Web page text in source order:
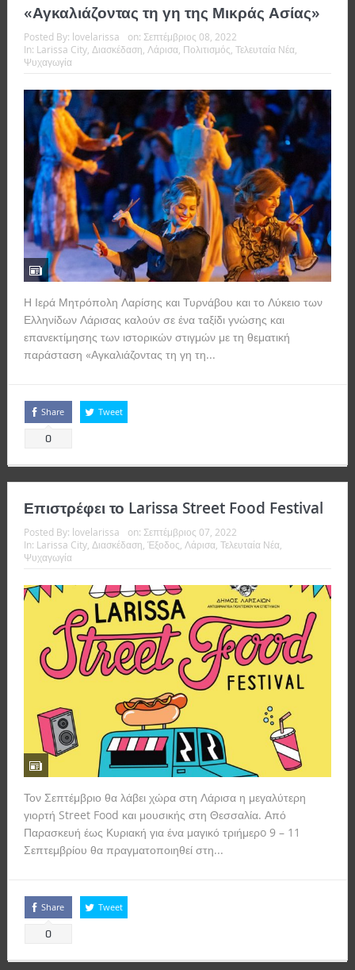
«Αγκαλιάζοντας τη γη της Μικράς Ασίας»
Posted By: lovelarissa on: Σεπτέμβριος 08, 2022
In: Larissa City, Διασκέδαση, Λάρισα, Πολιτισμός, Τελευταία Νέα,
Ψυχαγωγία
Η Ιερά Μητρόπολη Λαρίσης και Τυρνάβου και το Λύκειο των
Ελληνίδων Λάρισας καλούν σε ένα ταξίδι γνώσης και
επανεκτίμησης των ιστορικών στιγμών με τη θεματική
παράσταση «Αγκαλιάζοντας τη γη τη...
Share
0
Tweet
Επιστρέφει το Larissa Street Food Festival
Posted By: lovelarissa on: Σεπτέμβριος 07, 2022
In: Larissa City, Διασκέδαση, Έξοδος, Λάρισα, Τελευταία Νέα,
Ψυχαγωγία
Τον Σεπτέμβριο θα λάβει χώρα στη Λάρισα η μεγαλύτερη
γιορτή Street Food και μουσικής στη Θεσσαλία. Από
Παρασκευή έως Κυριακή για ένα μαγικό τριήμερo 9 – 11
Σεπτεμβρίου θα πραγματοποιηθεί στη...
Share
0
Tweet